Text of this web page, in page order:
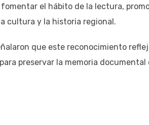
el hábito de la lectura,
cultura y la historia regional.
que este reconocimiento
preservar la memoria documental